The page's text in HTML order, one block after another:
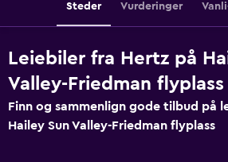
Steder Vurderinger
Leiebiler fra Hertz på
Valley-Friedman flyplass
Finn og sammenlign gode tilbud på
Hailey Sun Valley-Friedman flyplass